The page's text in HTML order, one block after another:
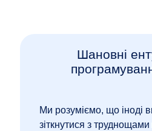
Шановні
Ми розуміємо, що іноді
зіткнутися з труднощами